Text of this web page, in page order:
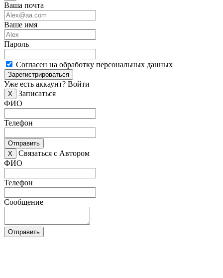
Ваша почта
Ваше имя
Пароль
Согласен на обработку персональных данных
Зарегистрироваться
Уже есть аккаунт? Войти
X
Записаться
ФИО
Телефон
Отправить
X
Связаться с Автором
ФИО
Телефон
Сообщение
Отправить